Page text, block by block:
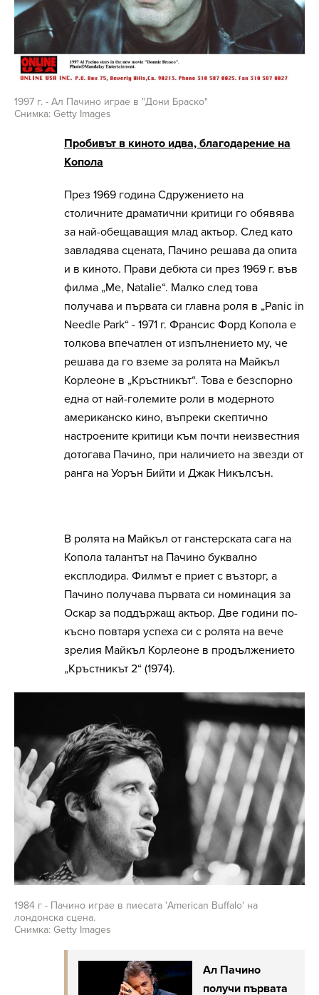
1997 г. - Ал Пачино играе в "Дони Браско"
Снимка: Getty Images
Пробивът в киното идва, благодарение на
Копола
През 1969 година Сдружението на
столичните драматични критици го обявява
за най-обещаващия млад актьор. След като
завладява сцената, Пачино решава да опита
и в киното. Прави дебюта си през 1969 г. във
филма „Me, Natalie“. Малко след това
получава и първата си главна роля в „Panic in
Needle Park“ - 1971 г. Франсис Форд Копола е
толкова впечатлен от изпълнението му, че
решава да го вземе за ролята на Майкъл
Корлеоне в „Кръстникът“. Това е безспорно
една от най-големите роли в модерното
американско кино, въпреки скептично
настроените критици към почти неизвестния
дотогава Пачино, при наличието на звезди от
ранга на Уорън Бийти и Джак Никълсън.
В ролята на Майкъл от ганстерската сага на
Копола талантът на Пачино буквално
експлодира. Филмът е приет с възторг, а
Пачино получава първата си номинация за
Оскар за поддържащ актьор. Две години по-
късно повтаря успеха си с ролята на вече
зрелия Майкъл Корлеоне в продължението
„Кръстникът 2“ (1974).
1984 г - Пачино играе в пиесата 'American Buffalo' на
лондонска сцена.
Снимка: Getty Images
Ал Пачино
получи първата